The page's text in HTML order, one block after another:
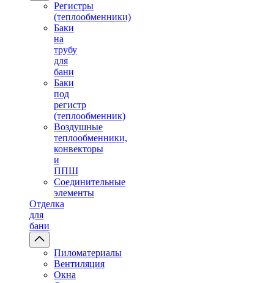
Регистры
(теплообменники)
Баки
на
трубу
для
бани
Баки
под
регистр
(теплообменник)
Воздушные
теплообменники,
конвекторы
и
ППШ
Соединительные
элементы
Отделка
для
бани
Пиломатериалы
Вентиляция
Окна